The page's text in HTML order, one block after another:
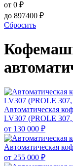
от 0 ₽
до 897400 ₽
Сбросить
Автоматическая
LV307 (PROLE
от 130 000 ₽
Автоматическая
от 255 000 ₽